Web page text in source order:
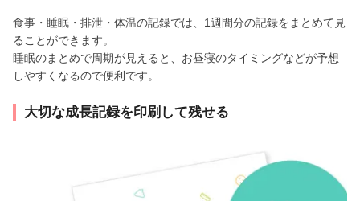
食事・睡眠・排泄・体温の記録では、1週間分の記録をまとめて見
ることができます。
睡眠のまとめで周期が見えると、お昼寝のタイミングなどが予想
しやすくなるので便利です。
大切な成長記録を印刷して残せる